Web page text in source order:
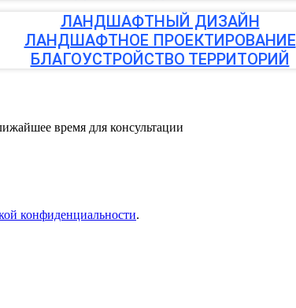
ЛАНДШАФТНЫЙ ДИЗАЙН
ЛАНДШАФТНОЕ ПРОЕКТИРОВАНИЕ
БЛАГОУСТРОЙСТВО ТЕРРИТОРИЙ
время для консультации
конфиденциальности.